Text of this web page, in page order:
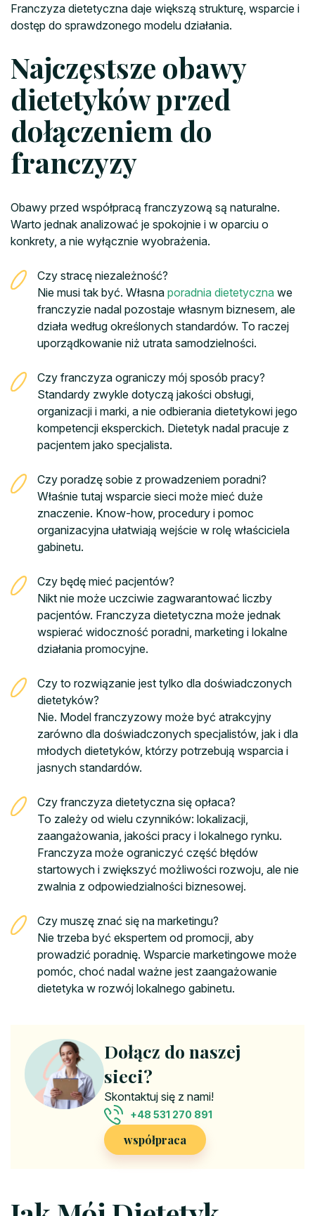
Franczyza dietetyczna daje większą strukturę, wsparcie i
dostęp do sprawdzonego modelu działania.
Najczęstsze obawy
dietetyków przed
dołączeniem do
franczyzy
Obawy przed współpracą franczyzową są naturalne.
Warto jednak analizować je spokojnie i w oparciu o
konkrety, a nie wyłącznie wyobrażenia.
Czy stracę niezależność?
Nie musi tak być. Własna poradnia dietetyczna we
franczyzie nadal pozostaje własnym biznesem, ale
działa według określonych standardów. To raczej
uporządkowanie niż utrata samodzielności.
Czy franczyza ograniczy mój sposób pracy?
Standardy zwykle dotyczą jakości obsługi,
organizacji i marki, a nie odbierania dietetykowi jego
kompetencji eksperckich. Dietetyk nadal pracuje z
pacjentem jako specjalista.
Czy poradzę sobie z prowadzeniem poradni?
Właśnie tutaj wsparcie sieci może mieć duże
znaczenie. Know-how, procedury i pomoc
organizacyjna ułatwiają wejście w rolę właściciela
gabinetu.
Czy będę mieć pacjentów?
Nikt nie może uczciwie zagwarantować liczby
pacjentów. Franczyza dietetyczna może jednak
wspierać widoczność poradni, marketing i lokalne
działania promocyjne.
Czy to rozwiązanie jest tylko dla doświadczonych
dietetyków?
Nie. Model franczyzowy może być atrakcyjny
zarówno dla doświadczonych specjalistów, jak i dla
młodych dietetyków, którzy potrzebują wsparcia i
jasnych standardów.
Czy franczyza dietetyczna się opłaca?
To zależy od wielu czynników: lokalizacji,
zaangażowania, jakości pracy i lokalnego rynku.
Franczyza może ograniczyć część błędów
startowych i zwiększyć możliwości rozwoju, ale nie
zwalnia z odpowiedzialności biznesowej.
Czy muszę znać się na marketingu?
Nie trzeba być ekspertem od promocji, aby
prowadzić poradnię. Wsparcie marketingowe może
pomóc, choć nadal ważne jest zaangażowanie
dietetyka w rozwój lokalnego gabinetu.
Dołącz do naszej
sieci?
Skontaktuj się z nami!
+48 531 270 891
współpraca